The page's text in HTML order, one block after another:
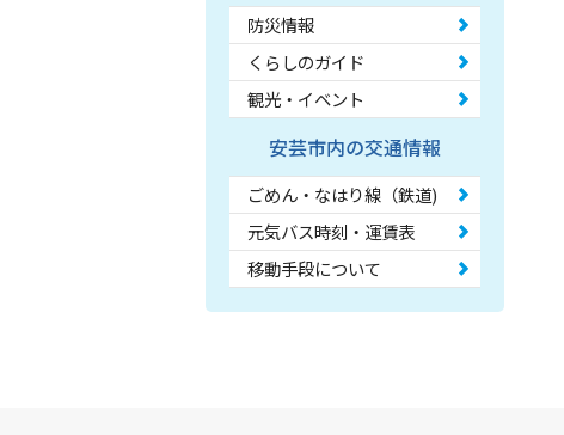
防災情報
くらしのガイド
観光・イベント
安芸市内の交通情報
ごめん・なはり線（鉄道)
元気バス時刻・運賃表
移動手段について